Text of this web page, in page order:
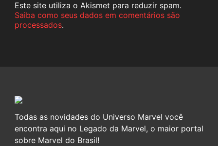
Este site utiliza o Akismet para reduzir spam.
Saiba como seus dados em comentários são
processados.
Todas as novidades do Universo Marvel você
encontra aqui no Legado da Marvel, o maior portal
sobre Marvel do Brasil!